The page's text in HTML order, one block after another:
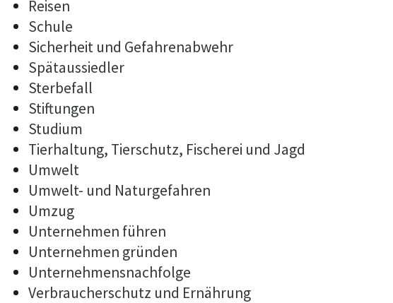
Reisen
Schule
Sicherheit und Gefahrenabwehr
Spätaussiedler
Sterbefall
Stiftungen
Studium
Tierhaltung, Tierschutz, Fischerei und Jagd
Umwelt
Umwelt- und Naturgefahren
Umzug
Unternehmen führen
Unternehmen gründen
Unternehmensnachfolge
Verbraucherschutz und Ernährung